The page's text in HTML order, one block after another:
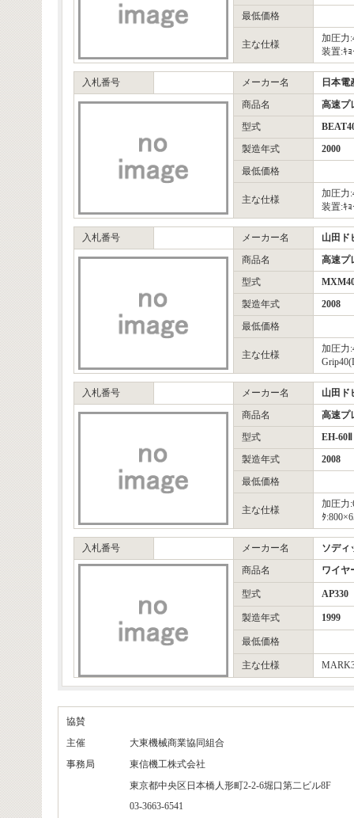
最低価格
主な仕様
加圧力
装置:ｷ
入札番号 メーカー名
日本電
商品名
高速プ
型式
製造年式
2000
最低価格
主な仕様
加圧力
装置:ｷ
入札番号 メーカー名
山田ド
商品名
高速プ
型式
製造年式
2008
最低価格
主な仕様
加圧力
入札番号 メーカー名
山田ド
商品名
高速プ
型式
EH-60Ⅱ
製造年式
2008
最低価格
主な仕様
加圧力
ﾀ
入札番号 メーカー名
ソディ
商品名
ワイヤ
型式 AP330
製造年式 1999
最低価格
主な仕様
協賛
主催
大東機械商業協同組合
事務局
東信機工株式会社
東京都中央区日本橋人形町2-2-6堀口第二ビル8F
03-3663-6541